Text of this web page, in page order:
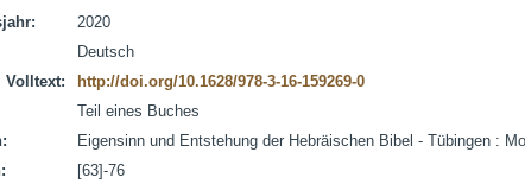
2020
Deutsch
Volltext:
http://doi.org/10.1628/978-3-16-159269-0
Teil eines Buches
Eigensinn und Entstehung der Hebräischen Bibel - Tübingen :
[63]-76